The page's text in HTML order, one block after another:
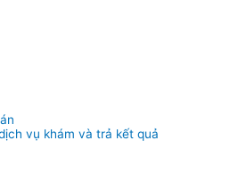
vụ khám và trả kết quả